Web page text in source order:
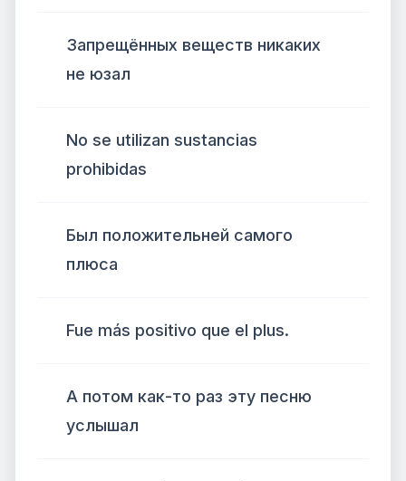
Запрещённых веществ никаких
не юзал
No se utilizan sustancias
prohibidas
Был положительней самого
плюса
Fue más positivo que el plus.
А потом как-то раз эту песню
услышал